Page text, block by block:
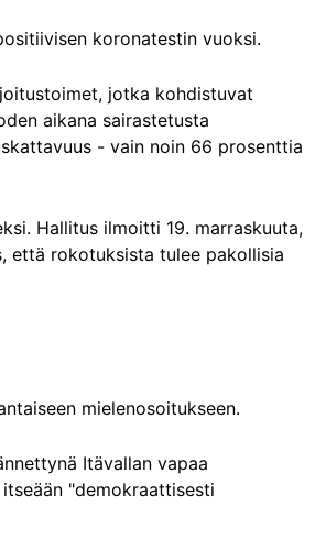
koronatestin vuoksi.
jotka kohdistuvat
aikana sairastetusta
- vain noin 66 prosenttia
Hallitus ilmoitti 19. marraskuuta,
että rokotuksista tulee pakollisia
mielenosoitukseen.
Itävallan vapaa
"demokraattisesti